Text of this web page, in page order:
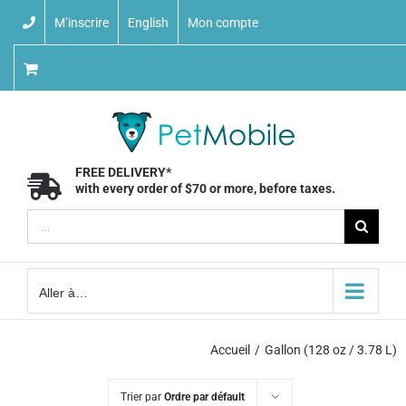
content
M’inscrire English Mon compte
FREE DELIVERY*
with every order of $70 or more, before taxes.
sur
le
site
Aller à…
Accueil Gallon (128 oz / 3.78 L)
Trier par Ordre par défault